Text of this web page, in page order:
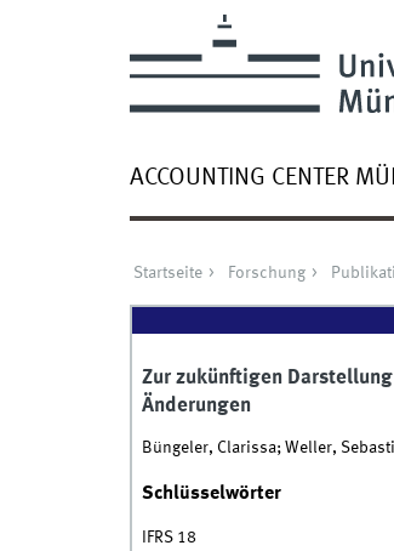
ACCOUNTING CENTER
Startseite Forschung
Zur zukünftigen
Änderungen
Büngeler, Clarissa; Weller,
Schlüsselwörter
IFRS 18